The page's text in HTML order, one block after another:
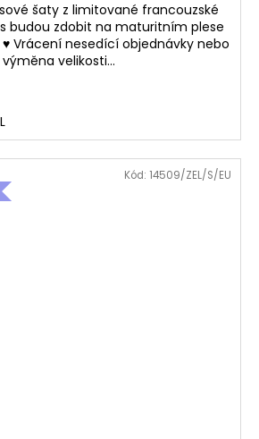
šaty z limitované francouzské
budou zdobit na maturitním plese
Vrácení nesedící objednávky nebo
výměna velikosti...
L
Kód: 14509/ZEL/S/EU